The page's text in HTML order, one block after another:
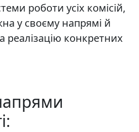
роботи усіх комісій,
у своєму напрямі й
реалізацію конкретних